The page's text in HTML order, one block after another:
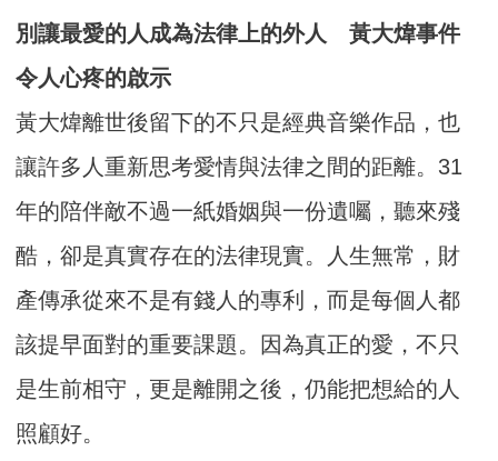
別讓最愛的人成為法律上的外人 黃大煒事件
令人心疼的啟示
黃大煒離世後留下的不只是經典音樂作品，也
讓許多人重新思考愛情與法律之間的距離。31
年的陪伴敵不過一紙婚姻與一份遺囑，聽來殘
酷，卻是真實存在的法律現實。人生無常，財
產傳承從來不是有錢人的專利，而是每個人都
該提早面對的重要課題。因為真正的愛，不只
是生前相守，更是離開之後，仍能把想給的人
照顧好。